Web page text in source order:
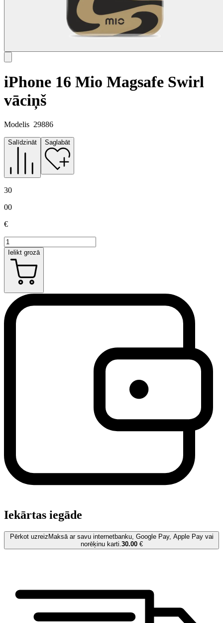
iPhone 16 Mio Magsafe Swirl
vāciņš
Modelis 29886
Salīdzināt Saglabāt
30
00
€
Ielikt grozā
Iekārtas iegāde
Pērkot uzreiz Maksā ar savu internetbanku, Google Pay, Apple Pay vai
norēķinu karti.30.00€